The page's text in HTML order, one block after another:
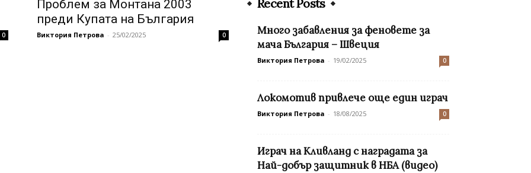
0
Проблем за Монтана 2003
преди Купата на България
Виктория Петрова - 25/02/2025 0
Recent Posts
Много забавления за феновете за
мача България – Швеция
Виктория Петрова - 19/02/2025 0
Локомотив привлече още един играч
Виктория Петрова - 18/08/2025 0
Играч на Кливланд с наградата за
Най-добър защитник в НБА (видео)